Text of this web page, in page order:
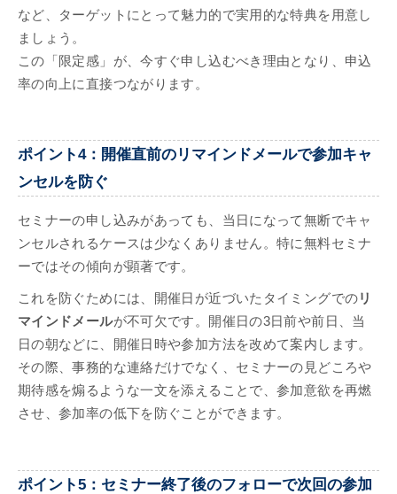
など、ターゲットにとって魅力的で実用的な特典を用意し
ましょう。
この「限定感」が、今すぐ申し込むべき理由となり、申込
率の向上に直接つながります。
ポイント4：開催直前のリマインドメールで参加キャ
ンセルを防ぐ
セミナーの申し込みがあっても、当日になって無断でキャ
ンセルされるケースは少なくありません。特に無料セミナ
ーではその傾向が顕著です。
これを防ぐためには、開催日が近づいたタイミングでのリ
マインドメールが不可欠です。開催日の3日前や前日、当
日の朝などに、開催日時や参加方法を改めて案内します。
その際、事務的な連絡だけでなく、セミナーの見どころや
期待感を煽るような一文を添えることで、参加意欲を再燃
させ、参加率の低下を防ぐことができます。
ポイント5：セミナー終了後のフォローで次回の参加